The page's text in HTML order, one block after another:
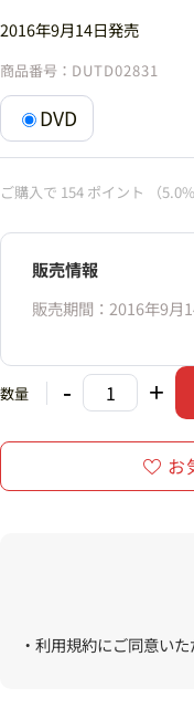
2016年9月14日発売
商品番号： DUTD02831
DVD
ご購入で 154 ポイント （5.0%
販売情報
販売期間：2016年9月
数量 - +
お
・利用規約にご同意い